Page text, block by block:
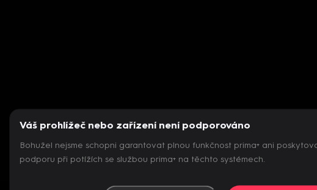
Váš prohlížeč nebo zařízení není podporováno
Bohužel nejsme schopni garantovat plnou funkčnost prima+ ani
podporu při potížích se službou prima+ na těchto systémech.